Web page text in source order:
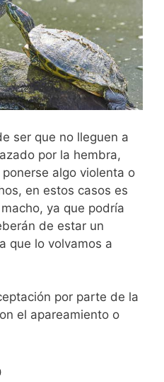
ser que no lleguen a
por la hembra,
algo violenta o
en estos casos es
ya que podría
de estar un
que lo volvamos a
por parte de la
el apareamiento o